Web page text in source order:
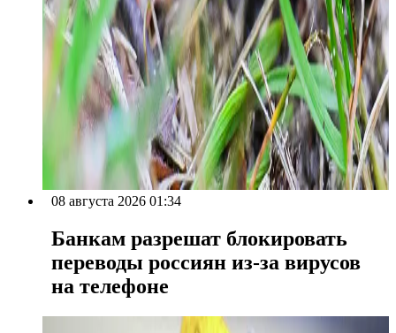
08 августа 2026 01:34
Банкам разрешат блокировать
переводы россиян из-за вирусов
на телефоне